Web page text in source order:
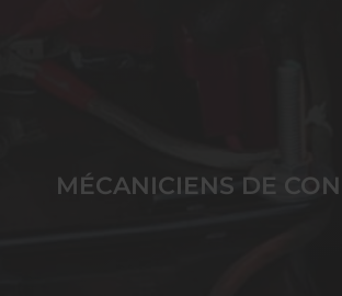
MÉCANICIENS DE